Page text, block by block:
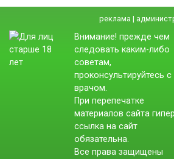
реклама |
Внимание! прежде чем
следовать каким-либо
советам,
проконсультируйтесь с
врачом.
При перепечатке
материалов сайта
ссылка на сайт
обязательна.
Все права защищены